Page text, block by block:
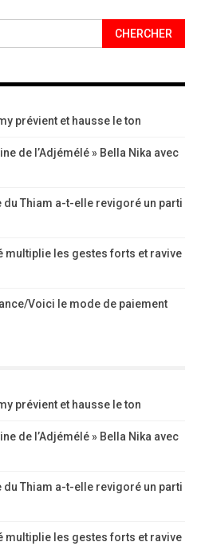
prévient et hausse le ton
de l’Adjémélé » Bella Nika avec
du Thiam a-t-elle revigoré un parti
multiplie les gestes forts et ravive
Voici le mode de paiement
prévient et hausse le ton
de l’Adjémélé » Bella Nika avec
du Thiam a-t-elle revigoré un parti
multiplie les gestes forts et ravive